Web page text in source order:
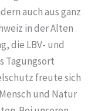
auch aus ganz
in der Alten
die LBV- und
Tagungsort
freute sich
und Natur